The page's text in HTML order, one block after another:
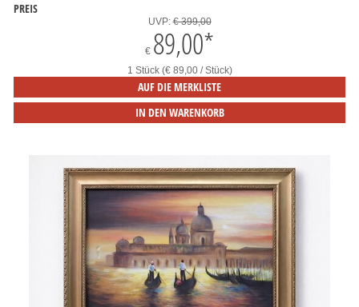
PREIS
UVP:€ 399,00
€ 89,00*
1 Stück (€ 89,00 / Stück)
AUF DIE MERKLISTE
IN DEN WARENKORB